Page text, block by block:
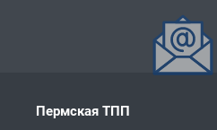
Пермская ТПП